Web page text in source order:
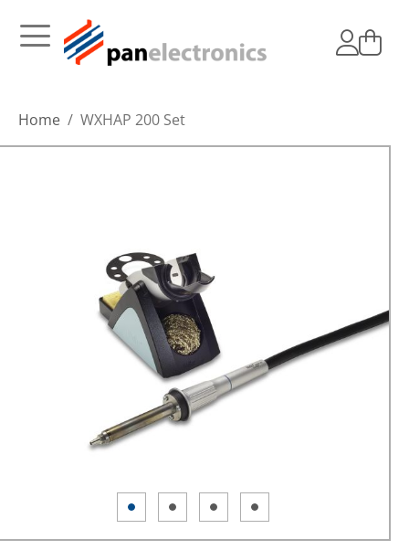
Home WXHAP 200 Set